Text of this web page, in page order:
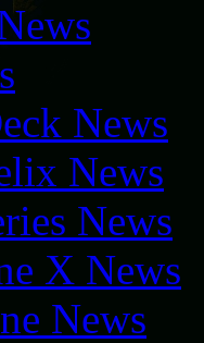
News
News
News
X News
News